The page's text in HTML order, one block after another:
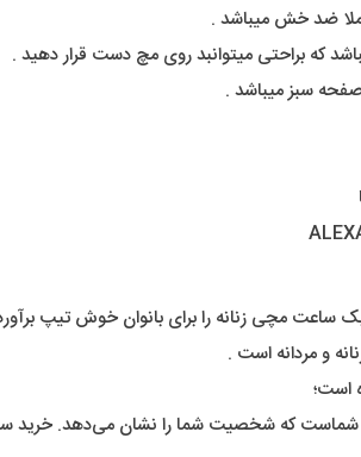
ضد خش میباشد .
که براحتی میتوانبد روی مچ دست قرار دهید .
سبز میباشد .
یک ساعت مچی زنانه را برای بانوان خوش تیپ
و مردانه است .
است‌؛
که شخصیت شما را نشان می‌دهد. خرید